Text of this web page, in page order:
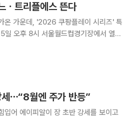
트리플에스 뜬다
온 가운데, '2026 쿠팡플레이 시리즈' 특
⋯“8월엔 주가 반등”
입어 에이피알이 장 초반 강세를 보이고